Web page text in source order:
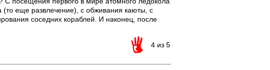
еще развлечение), с обживания каюты, с
соседних кораблей. И наконец, после
4 из 5